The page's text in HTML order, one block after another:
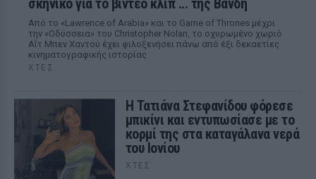
σκηνικό για το βίντεο κλιπ ... της Βανδή
Από το «Lawrence of Arabia» και το Game of Thrones μέχρι
την «Οδύσσεια» του Christopher Nolan, το οχυρωμένο χωριό
Αΐτ Μπεν Χαντού έχει φιλοξενήσει πάνω από έξι δεκαετίες
κινηματογραφικής ιστορίας
ΧΤΕΣ
Η Τατιάνα Στεφανίδου φόρεσε
μπικίνι και εντυπωσίασε με το
κορμί της στα καταγάλανα νερά
του Ιονίου
ΧΤΕΣ